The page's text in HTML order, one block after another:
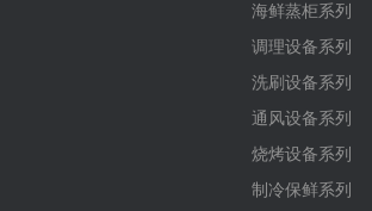
海鲜蒸柜系列
调理设备系列
洗刷设备系列
通风设备系列
烧烤设备系列
制冷保鲜系列